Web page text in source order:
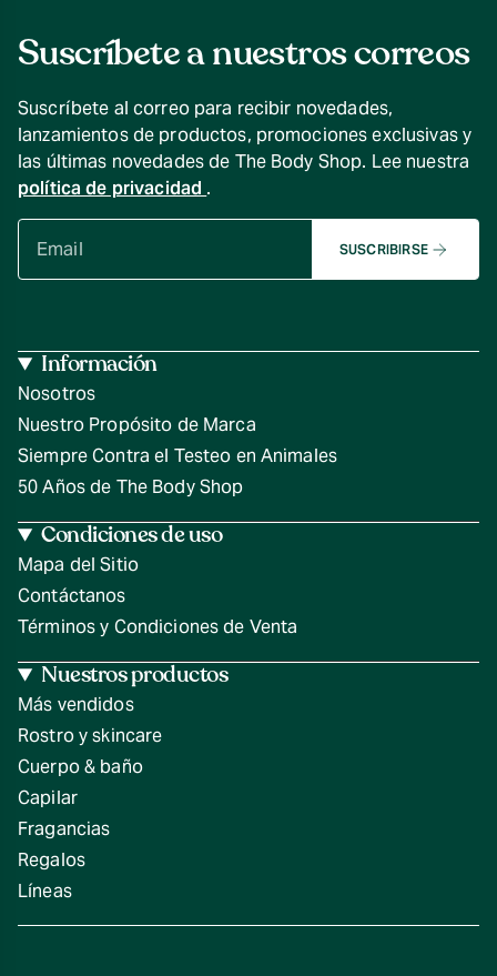
Suscríbete a nuestros correos
Suscríbete al correo para recibir novedades,
lanzamientos de productos, promociones exclusivas y
las últimas novedades de The Body Shop. Lee nuestra
política de privacidad .
SUSCRIBIRSE
Información
Nosotros
Nuestro Propósito de Marca
Siempre Contra el Testeo en Animales
50 Años de The Body Shop
Condiciones de uso
Mapa del Sitio
Contáctanos
Términos y Condiciones de Venta
Nuestros productos
Más vendidos
Rostro y skincare
Cuerpo & baño
Capilar
Fragancias
Regalos
Líneas